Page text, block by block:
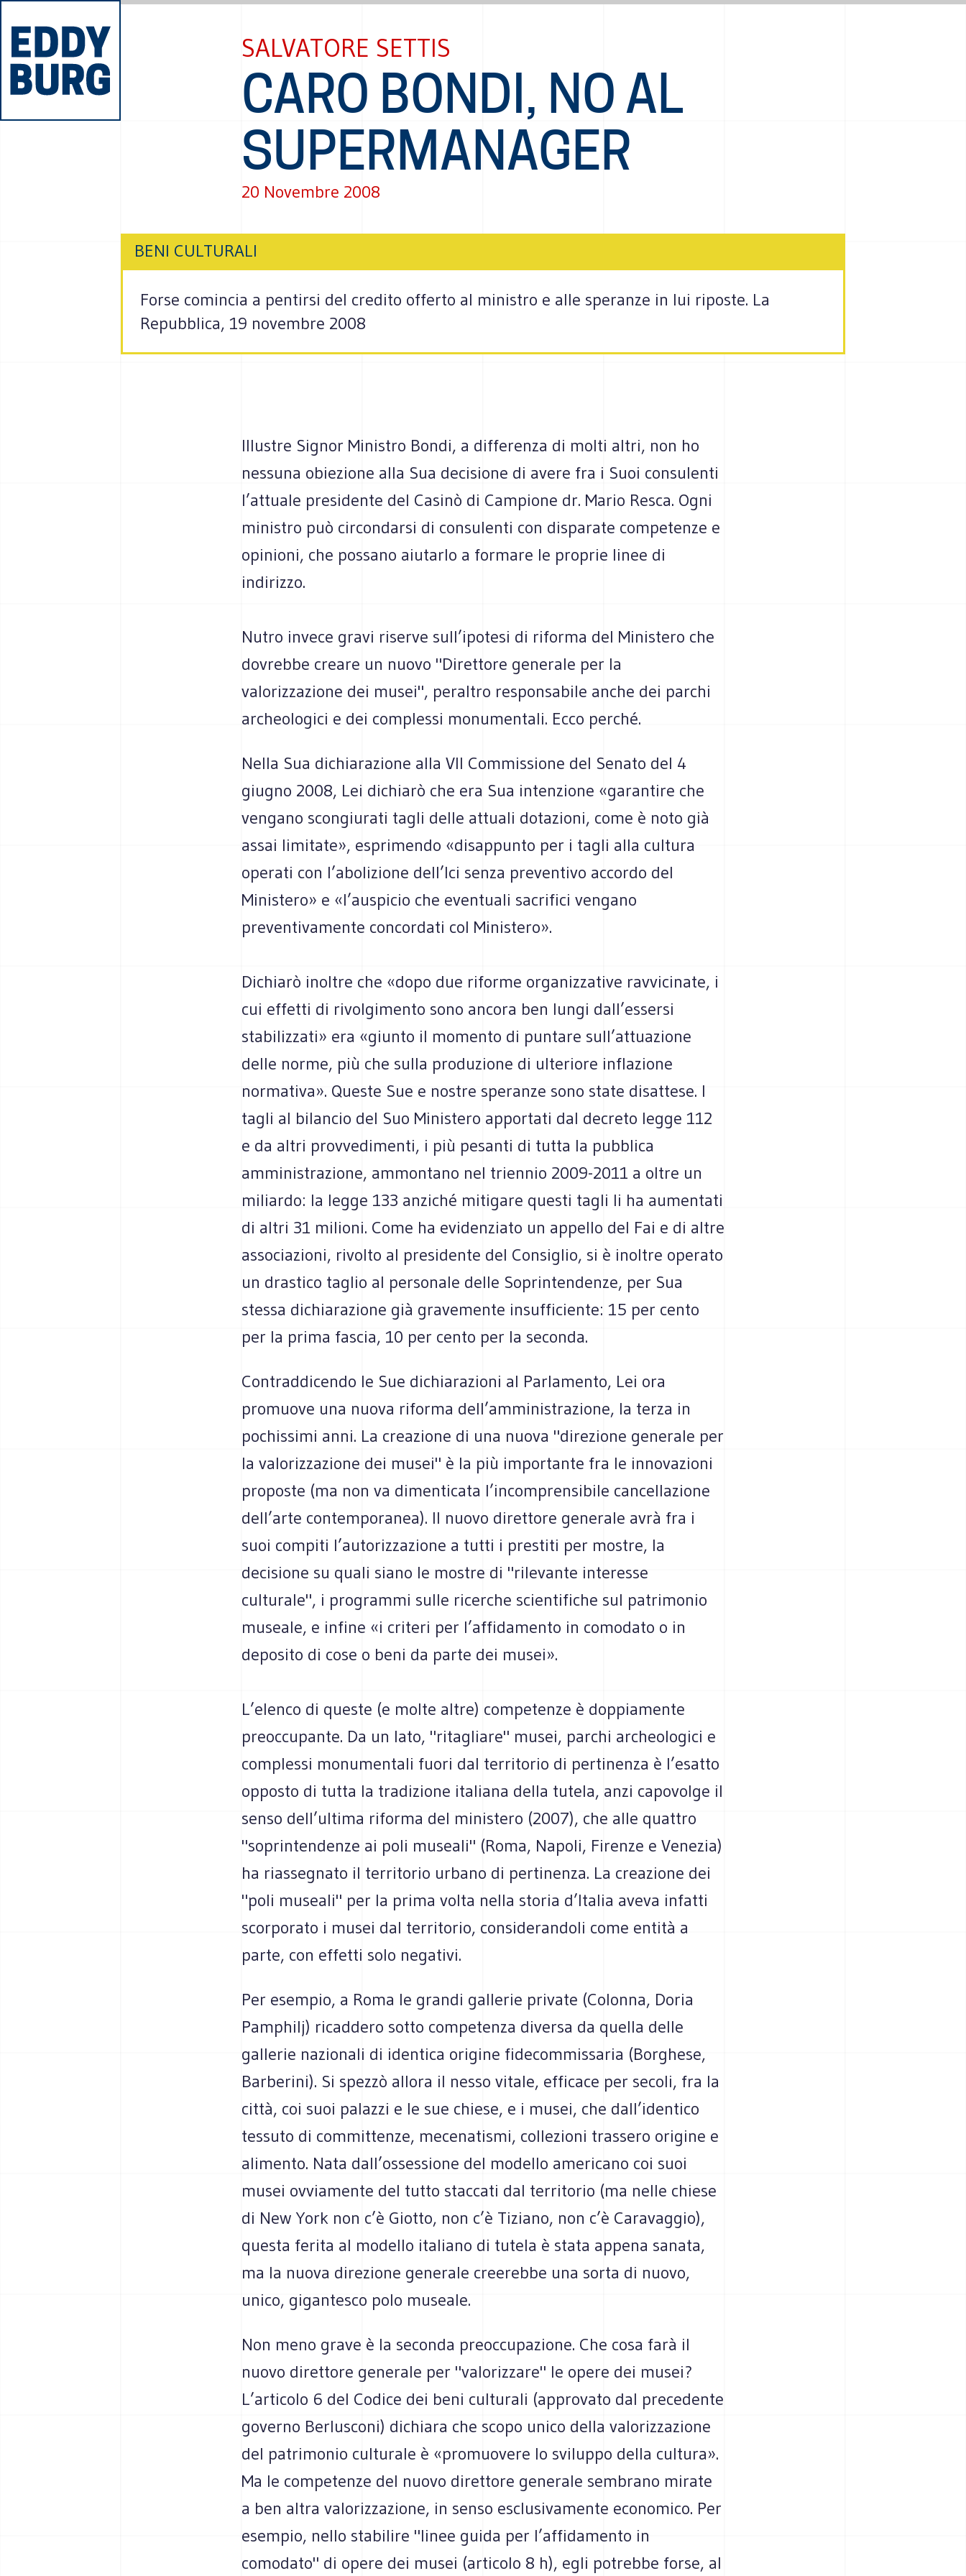
SALVATORE SETTIS
CARO BONDI, NO AL
SUPERMANAGER
20 Novembre 2008
BENI CULTURALI
Forse comincia a pentirsi del credito offerto al ministro e alle speranze in lui riposte. La
Repubblica, 19 novembre 2008
Illustre Signor Ministro Bondi, a differenza di molti altri, non ho
nessuna obiezione alla Sua decisione di avere fra i Suoi consulenti
l’attuale presidente del Casinò di Campione dr. Mario Resca. Ogni
ministro può circondarsi di consulenti con disparate competenze e
opinioni, che possano aiutarlo a formare le proprie linee di
indirizzo.
Nutro invece gravi riserve sull’ipotesi di riforma del Ministero che
dovrebbe creare un nuovo "Direttore generale per la
valorizzazione dei musei", peraltro responsabile anche dei parchi
archeologici e dei complessi monumentali. Ecco perché.
Nella Sua dichiarazione alla VII Commissione del Senato del 4
giugno 2008, Lei dichiarò che era Sua intenzione «garantire che
vengano scongiurati tagli delle attuali dotazioni, come è noto già
assai limitate», esprimendo «disappunto per i tagli alla cultura
operati con l’abolizione dell’Ici senza preventivo accordo del
Ministero» e «l’auspicio che eventuali sacrifici vengano
preventivamente concordati col Ministero».
Dichiarò inoltre che «dopo due riforme organizzative ravvicinate, i
cui effetti di rivolgimento sono ancora ben lungi dall’essersi
stabilizzati» era «giunto il momento di puntare sull’attuazione
delle norme, più che sulla produzione di ulteriore inflazione
normativa». Queste Sue e nostre speranze sono state disattese. I
tagli al bilancio del Suo Ministero apportati dal decreto legge 112
e da altri provvedimenti, i più pesanti di tutta la pubblica
amministrazione, ammontano nel triennio 2009-2011 a oltre un
miliardo: la legge 133 anziché mitigare questi tagli li ha aumentati
di altri 31 milioni. Come ha evidenziato un appello del Fai e di altre
associazioni, rivolto al presidente del Consiglio, si è inoltre operato
un drastico taglio al personale delle Soprintendenze, per Sua
stessa dichiarazione già gravemente insufficiente: 15 per cento
per la prima fascia, 10 per cento per la seconda.
Contraddicendo le Sue dichiarazioni al Parlamento, Lei ora
promuove una nuova riforma dell’amministrazione, la terza in
pochissimi anni. La creazione di una nuova "direzione generale per
la valorizzazione dei musei" è la più importante fra le innovazioni
proposte (ma non va dimenticata l’incomprensibile cancellazione
dell’arte contemporanea). Il nuovo direttore generale avrà fra i
suoi compiti l’autorizzazione a tutti i prestiti per mostre, la
decisione su quali siano le mostre di "rilevante interesse
culturale", i programmi sulle ricerche scientifiche sul patrimonio
museale, e infine «i criteri per l’affidamento in comodato o in
deposito di cose o beni da parte dei musei».
L’elenco di queste (e molte altre) competenze è doppiamente
preoccupante. Da un lato, "ritagliare" musei, parchi archeologici e
complessi monumentali fuori dal territorio di pertinenza è l’esatto
opposto di tutta la tradizione italiana della tutela, anzi capovolge il
senso dell’ultima riforma del ministero (2007), che alle quattro
"soprintendenze ai poli museali" (Roma, Napoli, Firenze e Venezia)
ha riassegnato il territorio urbano di pertinenza. La creazione dei
"poli museali" per la prima volta nella storia d’Italia aveva infatti
scorporato i musei dal territorio, considerandoli come entità a
parte, con effetti solo negativi.
Per esempio, a Roma le grandi gallerie private (Colonna, Doria
Pamphilj) ricaddero sotto competenza diversa da quella delle
gallerie nazionali di identica origine fidecommissaria (Borghese,
Barberini). Si spezzò allora il nesso vitale, efficace per secoli, fra la
città, coi suoi palazzi e le sue chiese, e i musei, che dall’identico
tessuto di committenze, mecenatismi, collezioni trassero origine e
alimento. Nata dall’ossessione del modello americano coi suoi
musei ovviamente del tutto staccati dal territorio (ma nelle chiese
di New York non c’è Giotto, non c’è Tiziano, non c’è Caravaggio),
questa ferita al modello italiano di tutela è stata appena sanata,
ma la nuova direzione generale creerebbe una sorta di nuovo,
unico, gigantesco polo museale.
Non meno grave è la seconda preoccupazione. Che cosa farà il
nuovo direttore generale per "valorizzare" le opere dei musei?
L’articolo 6 del Codice dei beni culturali (approvato dal precedente
governo Berlusconi) dichiara che scopo unico della valorizzazione
del patrimonio culturale è «promuovere lo sviluppo della cultura».
Ma le competenze del nuovo direttore generale sembrano mirate
a ben altra valorizzazione, in senso esclusivamente economico. Per
esempio, nello stabilire "linee guida per l’affidamento in
comodato" di opere dei musei (articolo 8 h), egli potrebbe forse, al